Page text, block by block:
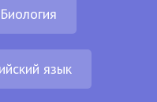
Биология
язык